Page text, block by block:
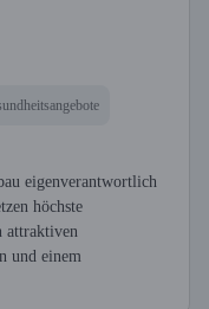
eigenverantwortlich
höchste
attraktiven
und einem